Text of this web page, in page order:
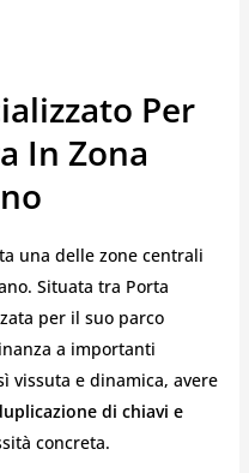
Per
In Zona
una delle zone centrali
Situata tra Porta
per il suo parco
a importanti
vissuta e dinamica, avere
di chiavi e
concreta.